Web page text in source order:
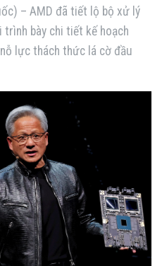
– AMD đã tiết lộ bộ xử lý
bày chi tiết kế hoạch
lực thách thức lá cờ đầu